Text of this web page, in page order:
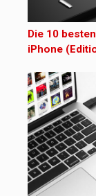
Die 10
iPhone